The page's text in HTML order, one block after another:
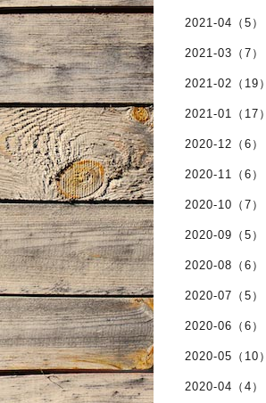
2021-04（5）
2021-03（7）
2021-02（19）
2021-01（17）
2020-12（6）
2020-11（6）
2020-10（7）
2020-09（5）
2020-08（6）
2020-07（5）
2020-06（6）
2020-05（10）
2020-04（4）